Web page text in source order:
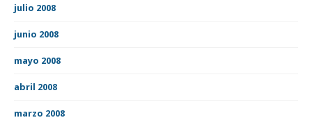
julio 2008
junio 2008
mayo 2008
abril 2008
marzo 2008